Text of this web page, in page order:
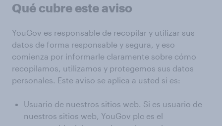
Qué cubre este aviso
YouGov es responsable de recopilar y utilizar sus
datos de forma responsable y segura, y eso
comienza por informarle claramente sobre cómo
recopilamos, utilizamos y protegemos sus datos
personales. Este aviso se aplica a usted si es:
Usuario de nuestros sitios web. Si es usuario de
nuestros sitios web, YouGov plc es el